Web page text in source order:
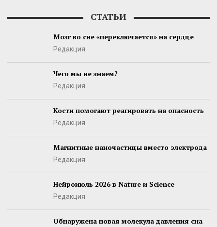
СТАТЬИ
Мозг во сне «переключается» на сердце
Редакция
Чего мы не знаем?
Редакция
Кости помогают реагировать на опасность
Редакция
Магнитные наночастицы вместо электрода
Редакция
Нейроиюль 2026 в Nature и Science
Редакция
Обнаружена новая молекула давления сна